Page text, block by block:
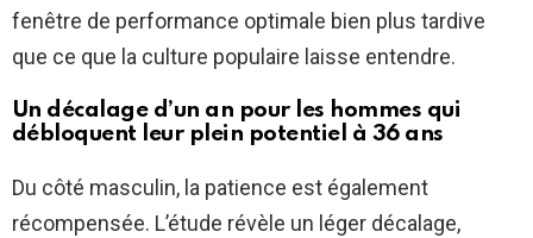
fenêtre de performance optimale bien plus tardive
que ce que la culture populaire laisse entendre.
Un décalage d’un an pour les hommes qui
débloquent leur plein potentiel à 36 ans
Du côté masculin, la patience est également
récompensée. L’étude révèle un léger décalage,